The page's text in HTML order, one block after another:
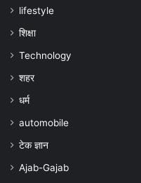
lifestyle
शिक्षा
Technology
शहर
धर्म
automobile
टेक ज्ञान
Ajab-Gajab